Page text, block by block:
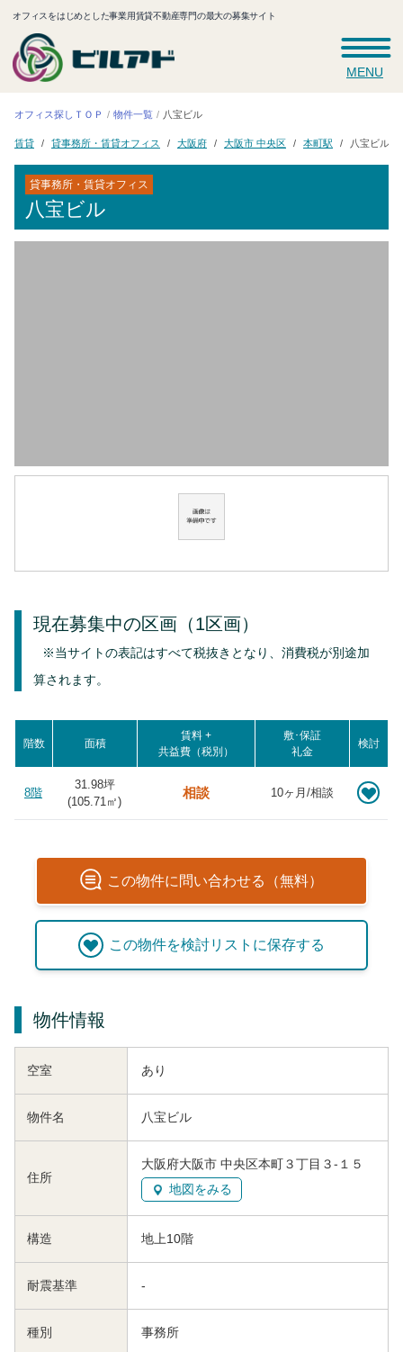
オフィスをはじめとした事業用賃貸不動産専門の最大の募集サイト
MENU
オフィス探しＴＯＰ 物件一覧 八宝ビル
賃貸 貸事務所・賃貸オフィス 大阪府 大阪市 中央区 本町駅 八宝ビル
貸事務所・賃貸オフィス
八宝ビル
現在募集中の区画 （1区画）
※当サイトの表記はすべて税抜きとなり、消費税が別途加
算されます。
階数 面積
賃料 +
共益費（税別）
敷･保証
礼金
検討
8階
31.98坪
(105.71㎡)
相談 10ヶ月/相談
この物件に問い合わせる（無料）
この物件を検討リストに保存する
物件情報
空室 あり
物件名 八宝ビル
住所
大阪府大阪市 中央区本町３丁目３-１５
地図をみる
構造 地上10階
耐震基準 -
種別 事務所